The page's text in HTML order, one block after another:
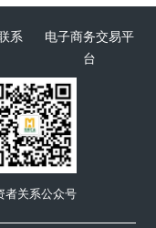
系
电子商务交易平
台
者关系公众号